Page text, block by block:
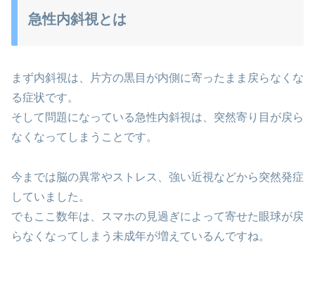
急性内斜視とは
まず内斜視は、片方の黒目が内側に寄ったまま戻らなくな
る症状です。
そして問題になっている急性内斜視は、突然寄り目が戻ら
なくなってしまうことです。
今までは脳の異常やストレス、強い近視などから突然発症
していました。
でもここ数年は、スマホの見過ぎによって寄せた眼球が戻
らなくなってしまう未成年が増えているんですね。